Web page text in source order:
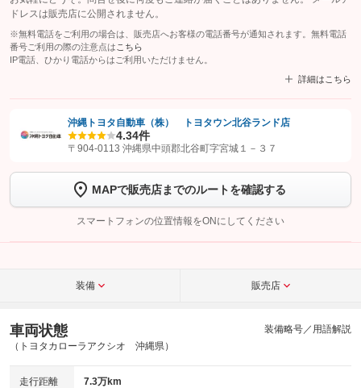
ドレスは販売店に公開されません。
※無料電話をご利用の場合は、販売店へお客様の電話番号が通知されます。無料電話
番号ご利用の際の注意点は こちら
IP電話、ひかり電話からはご利用いただけません。
詳細はこちら
認証画面でグーネットを友だち追加してから「許可する」ボタンを押
トーク画面で
ボタンをタップして問い合わせを
完了してください。
こちら
沖縄トヨタ自動車（株） トヨタウン北谷ランド店
4.34件
〒904-0113 沖縄県中頭郡北谷町字宮城１－３７
MAPで販売店までのルートを確認する
スマートフォンの位置情報をONにしてください
装備 販売店
車両状態
（トヨタカローラアクシオ 沖縄県）
装備略号／用語解説
走行距離 7.3万km